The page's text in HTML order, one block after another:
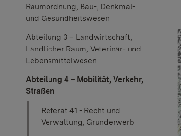
Raumordnung, Bau-, Denkmal-
und Gesundheitswesen
Abteilung 3 – Landwirtschaft,
Ländlicher Raum, Veterinär- und
Lebensmittelwesen
Abteilung 4 – Mobilität, Verkehr,
Straßen
Referat 41 - Recht und
Verwaltung, Grunderwerb